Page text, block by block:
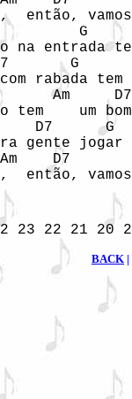
então,
G
na entrada
rabada tem
Am     D7	     G
tem    um
D7      G
gente jogar
D7
então,
22 21 20
BACK |